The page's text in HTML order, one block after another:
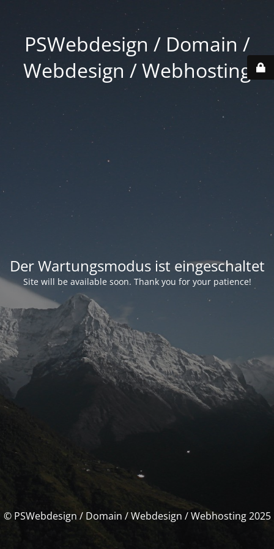
PSWebdesign / Domain /
Webdesign / Webhosting
Der Wartungsmodus ist eingeschaltet
Site will be available soon. Thank you for your patience!
© PSWebdesign / Domain / Webdesign / Webhosting 2025